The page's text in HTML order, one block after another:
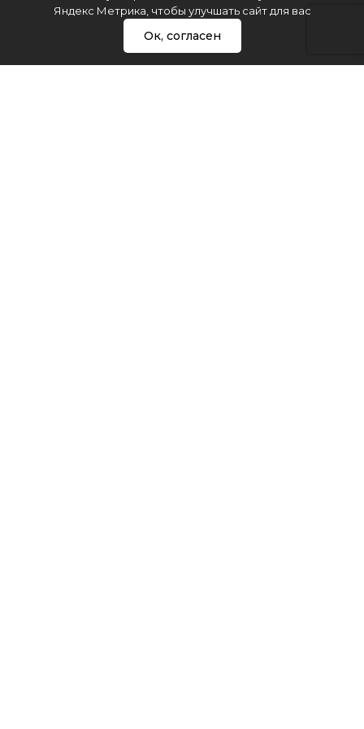
Яндекс Метрика, чтобы улучшать сайт для вас
Ок, согласен